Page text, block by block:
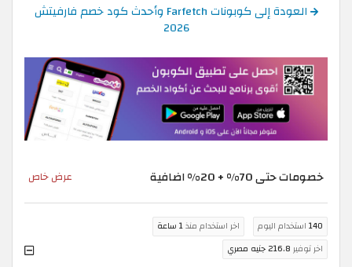
العودة إلى كوبونات Farfetch وأحدث كود خصم فارفيتش
2026
خصومات حتى 70% + 20% اضافية عرض خاص
140 استخدام اليوم اخر استخدام منذ1 ساعة
اخر توفير 216.8 جنيه مصري